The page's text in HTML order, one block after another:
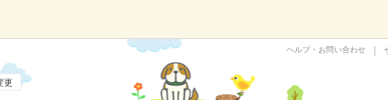
更
ヘルプ・お問い合わせ